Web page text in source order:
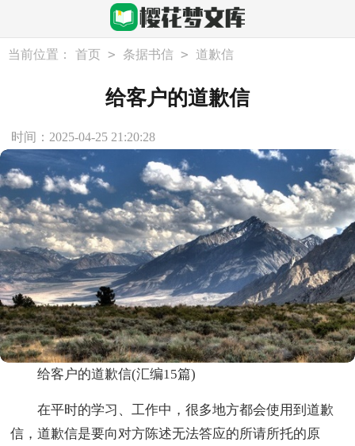
当前位置： 首页 > 条据书信 > 道歉信
给客户的道歉信
时间：2025-04-25 21:20:28
给客户的道歉信(汇编15篇)
在平时的学习、工作中，很多地方都会使用到道歉
信，道歉信是要向对方陈述无法答应的所请所托的原